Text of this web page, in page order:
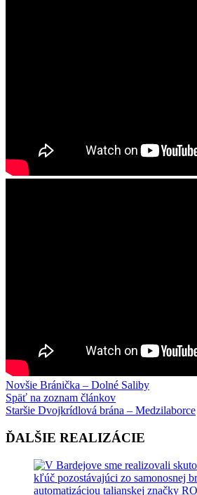
Novšie Bránička – Dolné Saliby
Späť na zoznam článkov
Staršie Dvojkrídlová brána – Medzilaborce
ĎALŠIE REALIZÁCIE